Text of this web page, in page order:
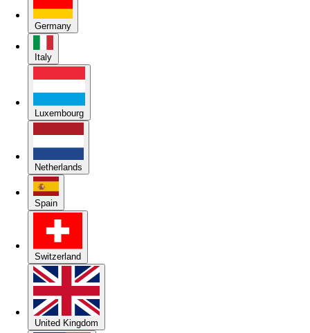
Germany
Italy
Luxembourg
Netherlands
Spain
Switzerland
United Kingdom